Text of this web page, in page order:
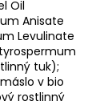
Oil
Anisate
Levulinate
tuk);
v bio
rostlinný